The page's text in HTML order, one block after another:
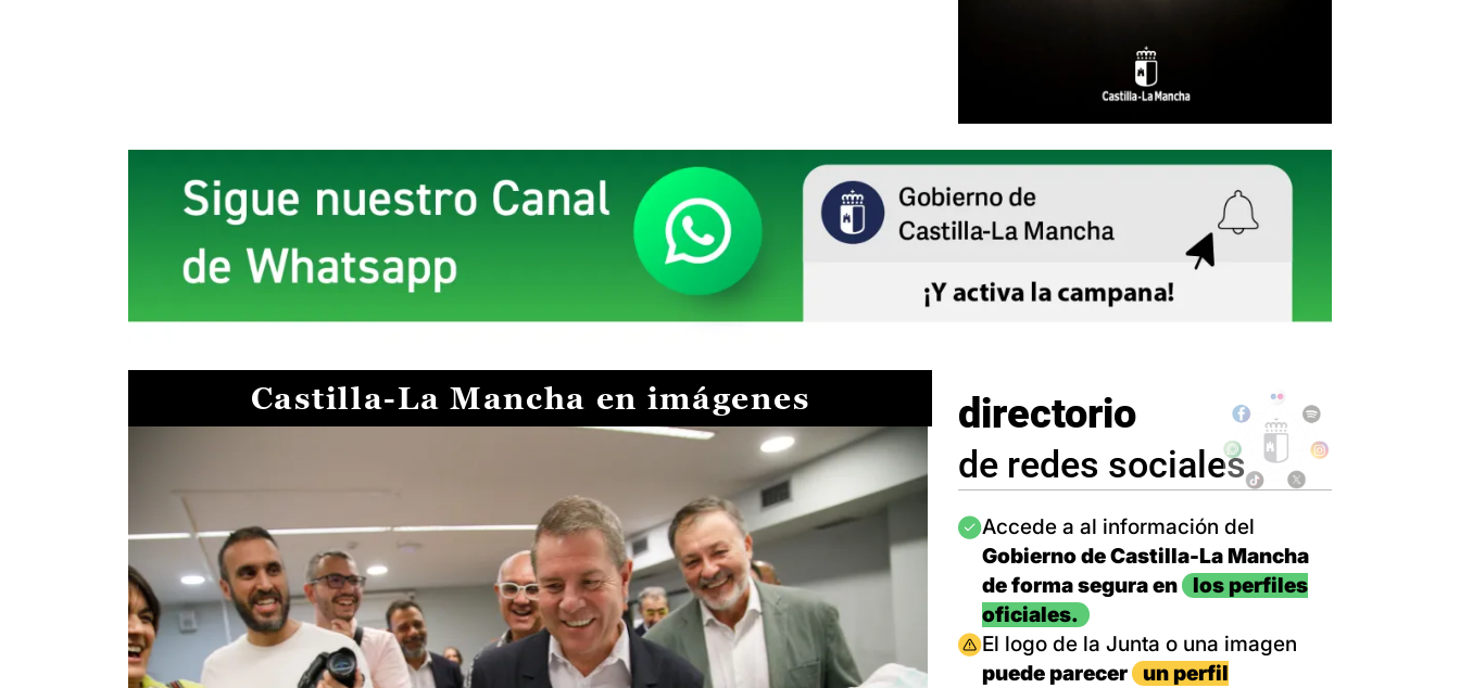
Castilla-La Mancha en imágenes directorio
de redes sociales
Imagen
Accede a al información del
Gobierno de Castilla-La Mancha
de forma segura en
los perfiles
oficiales.
Imagen
El logo de la Junta o una imagen
puede parecer
un perfil